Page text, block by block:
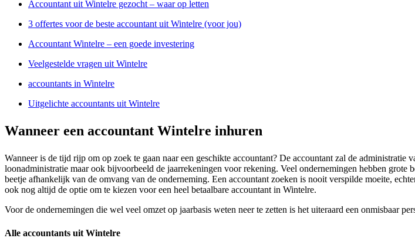
Accountant uit Wintelre gezocht – waar op letten
3 offertes voor de beste accountant uit Wintelre (voor jou)
Accountant Wintelre – een goede investering
Veelgestelde vragen uit Wintelre
accountants in Wintelre
Uitgelichte accountants uit Wintelre
Wanneer een accountant Wintelre inhuren
Wanneer is de tijd rijp om op zoek te gaan naar een geschikte accountant? De accountant zal de
loonadministratie maar ook bijvoorbeeld de jaarrekeningen voor rekening. Veel ondernemingen hebben
beetje afhankelijk van de omvang van de onderneming. Een accountant zoeken is nooit verspilde moeite,
ook nog altijd de optie om te kiezen voor een heel betaalbare accountant in Wintelre.
Voor de ondernemingen die wel veel omzet op jaarbasis weten neer te zetten is het uiteraard een onmisbaar
Alle accountants uit Wintelre